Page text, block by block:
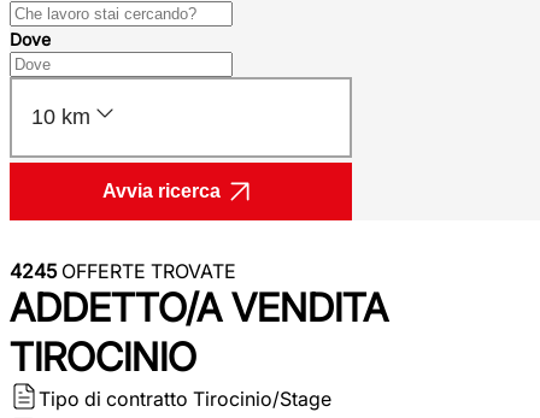
Dove
10 km
Avvia ricerca
4245OFFERTE TROVATE
ADDETTO/A VENDITA
TIROCINIO
Tipo di contratto Tirocinio/Stage